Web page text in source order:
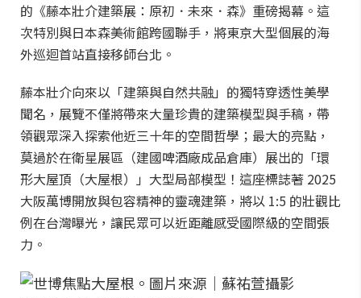
的《藤本壯介建築展：原初．未來．森》重磅揭幕。這
次特別與日本森美術館跨國聯手，將東京大型個展的海
外巡迴首站直接移師台北。
藤本壯介向來以「建築與自然共融」的獨特穿透性美學
聞名，展覽不僅將帶來大量珍貴的建築模型與手稿，帶
領觀眾深入探索他近三十年的空間哲學；最大的亮點，
莫過於在衛星展區（建國啤酒廠成品倉庫）展出的「環
形大屋頂（大屋根）」大型局部模型！這座標誌著 2025
大阪萬博開放與包容精神的靈魂建築，將以 1:5 的壯觀比
例在台灣曝光，讓民眾可以近距離感受國際級的空間張
力。